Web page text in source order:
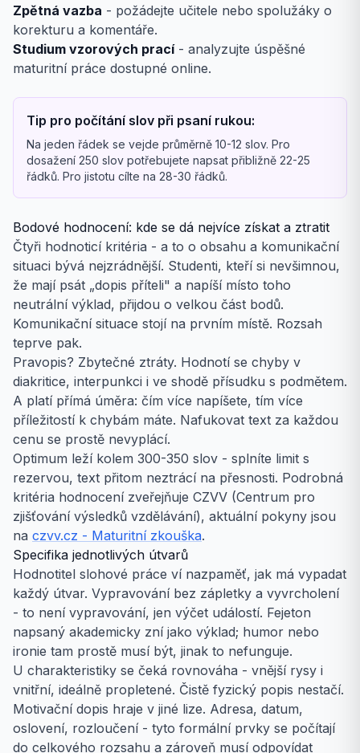
Zpětná vazba - požádejte učitele nebo spolužáky o
korekturu a komentáře.
Studium vzorových prací- analyzujte úspěšné
maturitní práce dostupné online.
Tip pro počítání slov při psaní rukou:
Na jeden řádek se vejde průměrně 10-12 slov. Pro
dosažení 250 slov potřebujete napsat přibližně 22-25
řádků. Pro jistotu cílte na 28-30 řádků.
Bodové hodnocení: kde se dá nejvíce získat a ztratit
Čtyři hodnoticí kritéria - a to o obsahu a komunikační
situaci bývá nejzrádnější. Studenti, kteří si nevšimnou,
že mají psát „dopis příteli" a napíší místo toho
neutrální výklad, přijdou o velkou část bodů.
Komunika­ční situace stojí na prvním místě. Rozsah
teprve pak.
Pravopis? Zbytečné ztráty. Hodnotí se chyby v
diakritice, interpunkci i ve shodě přísudku s podmětem.
A platí přímá úměra: čím více napíšete, tím více
příležitostí k chybám máte. Nafukovat text za každou
cenu se prostě nevyplácí.
Optimum leží kolem 300-350 slov - splníte limit s
rezervou, text přitom neztrácí na přesnosti. Podrobná
kritéria hodnocení zveřejňuje CZVV (Centrum pro
zjišťování výsledků vzdělávání), aktuální pokyny jsou
na czvv.cz - Maturitní zkouška.
Specifika jednotlivých útvarů
Hodnotitel slohové práce ví nazpaměť, jak má vypadat
každý útvar. Vypravování bez zápletky a vyvrcholení
- to není vypravování, jen výčet událostí. Fejeton
napsaný akademicky zní jako výklad; humor nebo
ironie tam prostě musí být, jinak to nefunguje.
U charakteristiky se čeká rovnováha - vnější rysy i
vnitřní, ideálně propletené. Čistě fyzický popis nestačí.
Motivační dopis hraje v jiné lize. Adresa, datum,
oslovení, rozloučení - tyto formální prvky se počítají
do celkového rozsahu a zároveň musí odpovídat